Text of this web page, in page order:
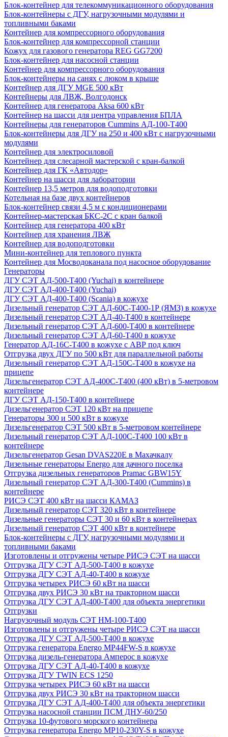
Блок-контейнер для телекоммуникационного оборудования
Блок-контейнеры с ДГУ, нагрузочными модулями и
топливными баками
Контейнер для компрессорного оборудования
Блок-контейнер для компрессорной станции
Кожух для газового генератора REG GG7200
Блок-контейнер для насосной станции
Контейнер для компрессорного оборудования
Блок-контейнеры на санях с люком в крыше
Контейнер для ДГУ MGE 500 кВт
Контейнеры для ЛВЖ, Волгодонск
Контейнер для генератора Aksa 600 кВт
Контейнер на шасси для центра управления БПЛА
Контейнеры для генераторов Cummins АД-100-Т400
Блок-контейнеры для ДГУ на 250 и 400 кВт с нагрузочными
модулями
Контейнер для электросиловой
Контейнер для слесарной мастерской с кран-балкой
Контейнер для ГК «Автодор»
Контейнер на шасси для лаборатории
Контейнер 13,5 метров для водоподготовки
Котельная на базе двух контейнеров
Блок-контейнер связи 4,5 м с кондиционерами
Контейнер-мастерская БКС-2С с кран балкой
Контейнер для генератора 400 кВт
Контейнер для хранения ЛВЖ
Контейнер для водоподготовки
Мини-контейнер для теплового пункта
Контейнер для Мосводоканала под насосное оборудование
Генераторы
ДГУ СЭТ АД-500-Т400 (Yuchai) в контейнере
ДГУ СЭТ АД-400-Т400 (Yuchai)
ДГУ СЭТ АД-400-Т400 (Scania) в кожухе
Дизельный генератор СЭТ АД-60С-Т400-1Р (ЯМЗ) в кожухе
Дизельный генератор СЭТ АД-40-Т400 в контейнере
Дизельный генератор СЭТ АД-600-Т400 в контейнере
Дизельный генератор СЭТ АД-60-Т400 в кожухе
Генератор АД-16С-Т400 в кожухе с АВР под ключ
Отгрузка двух ДГУ по 500 кВт для параллельной работы
Дизельный генератор СЭТ АД-150С-Т400 в кожухе на
прицепе
Дизельгенератор СЭТ АД-400С-Т400 (400 кВт) в 5-метровом
контейнере
ДГУ СЭТ АД-150-Т400 в контейнере
Дизельгенератор СЭТ 120 кВт на прицепе
Генераторы 300 и 500 кВт в кожухе
Дизельгенератор СЭТ 500 кВт в 5-метровом контейнере
Дизельный генератор СЭТ АД-100С-Т400 100 кВт в
контейнере
Дизельгенератор Gesan DVAS220E в Махачкалу
Дизельные генераторы Energo для дачного поселка
Отгрузка дизельных генераторов Pramac GВW15Y
Дизельный генератор СЭТ АД-300-Т400 (Cummins) в
контейнере
РИСЭ СЭТ 400 кВт на шасси КАМАЗ
Дизельный генератор СЭТ 320 кВт в контейнере
Дизельные генераторы СЭТ 30 и 60 кВт в контейнерах
Дизельный генератор СЭТ 400 кВт в контейнере
Блок-контейнеры с ДГУ, нагрузочными модулями и
топливными баками
Изготовлены и отгружены четыре РИСЭ СЭТ на шасси
Отгрузка ДГУ СЭТ АД-500-Т400 в кожухе
Отгрузка ДГУ СЭТ АД-40-Т400 в кожухе
Отгрузка четырех РИСЭ 60 кВт на шасси
Отгрузка двух РИСЭ 30 кВт на тракторном шасси
Отгрузка ДГУ СЭТ АД-400-Т400 для объекта энергетики
Отгрузки
Нагрузочный модуль СЭТ НМ-100-Т400
Изготовлены и отгружены четыре РИСЭ СЭТ на шасси
Отгрузка ДГУ СЭТ АД-500-Т400 в кожухе
Отгрузка генератора Energo MP44FW-S в кожухе
Отгрузка дизель-генератора Амперос в кожухе
Отгрузка ДГУ СЭТ АД-40-Т400 в кожухе
Отгрузка ДГУ TWIN ECS 1250
Отгрузка четырех РИСЭ 60 кВт на шасси
Отгрузка двух РИСЭ 30 кВт на тракторном шасси
Отгрузка ДГУ СЭТ АД-400-Т400 для объекта энергетики
Отгрузка насосной станции ПСМ ДНУ-60/250
Отгрузка 10-футового морского контейнера
Отгрузка генератора Energo MP10-230Y-S в кожухе